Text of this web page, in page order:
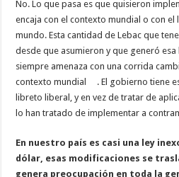
No. Lo que pasa es que quisieron
encaja con el contexto mundial o con el
mundo. Esta cantidad de Lebac que
desde que asumieron y que generó
siempre amenaza con una corrida
contexto mundial . El gobierno tiene
libreto liberal, y en vez de tratar de
lo han tratado de implementar a
En nuestro país es casi una ley
dólar, esas modificaciones se
genera preocupación en toda la